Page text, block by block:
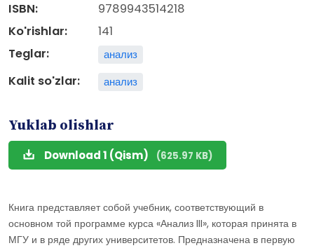
ISBN:
9789943514218
Ko'rishlar:
141
Teglar:
анализ
Kalit so'zlar: анализ
Yuklab olishlar
Download 1 (Qism) (625.97 KB)
Книга представляет собой учебник, соответствующий в
основном той программе курса «Анализ III», которая принята в
МГУ и в ряде других университетов. Предназначена в первую